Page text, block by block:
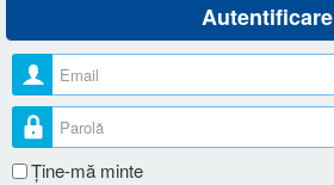
Autentificare
Nume utilizator
Parolă
Ţine-mă minte